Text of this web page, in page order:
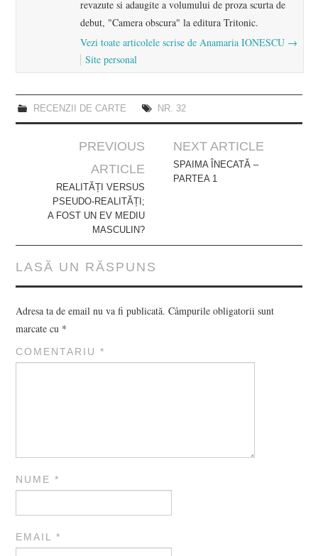
revazute si adaugite a volumului de proza scurta de
debut, "Camera obscura" la editura Tritonic.
Vezi toate articolele scrise de Anamaria IONESCU →
Site personal
RECENZII DE CARTE NR. 32
navigation
PREVIOUS
ARTICLE
REALITĂȚI VERSUS
PSEUDO-REALITĂȚI;
A FOST UN EV MEDIU
MASCULIN?
NEXT ARTICLE
SPAIMA ÎNECATĂ –
PARTEA 1
LASĂ UN RĂSPUNS
Adresa ta de email nu va fi publicată. Câmpurile obligatorii sunt
marcate cu *
COMENTARIU*
NUME*
EMAIL*